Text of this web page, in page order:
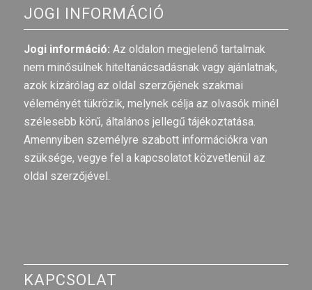
JOGI INFORMÁCIÓ
Jogi információ: Az oldalon megjelenő tartalmak
nem minősülnek hiteltanácsadásnak vagy ajánlatnak,
azok kizárólag az oldal szerzőjének szakmai
véleményét tükrözik, melynek célja az olvasók minél
szélesebb körű, általános jellegű tájékoztatása.
Amennyiben személyre szabott információkra van
szüksége, vegye fel a kapcsolatot közvetlenül az
oldal szerzőjével.
KAPCSOLAT